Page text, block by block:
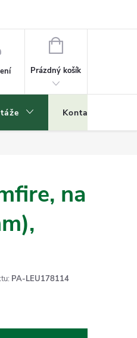
NÁKUPNÍ
Prázdný košík
Kontakty
na
PA-LEU178114